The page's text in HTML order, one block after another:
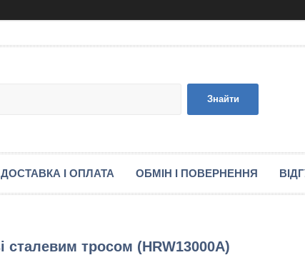
Знайти
ДОСТАВКА І ОПЛАТА ОБМІН І ПОВЕРНЕННЯ
сталевим тросом (HRW13000A)